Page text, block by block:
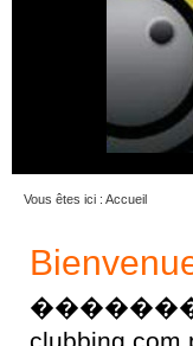
Vous êtes ici : Accueil